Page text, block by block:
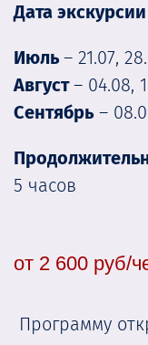
Дата экскурсии
Июль– 21.07,
Август– 04.08,
Сентябрь–
5 часов
от 2 600 руб/
Программу